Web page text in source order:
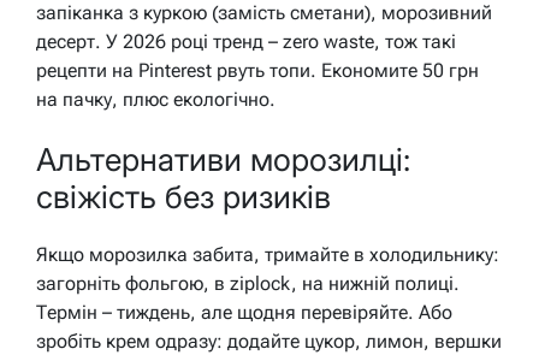
запіканка з куркою (замість сметани), морозивний
десерт. У 2026 році тренд – zero waste, тож такі
рецепти на Pinterest рвуть топи. Економите 50 грн
на пачку, плюс екологічно.
Альтернативи морозилці:
свіжість без ризиків
Якщо морозилка забита, тримайте в холодильнику:
загорніть фольгою, в ziplock, на нижній полиці.
Термін – тиждень, але щодня перевіряйте. Або
зробіть крем одразу: додайте цукор, лимон, вершки